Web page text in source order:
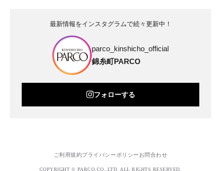
最新情報をインスタグラムで続々更新中！
parco_kinshicho_official
錦糸町PARCO
フォローする
ご利用規約プライバシーポリシー お問合わせ
COPYRIGHT © PARCO.CO.,LTD. ALL RIGHTS RESERVED.